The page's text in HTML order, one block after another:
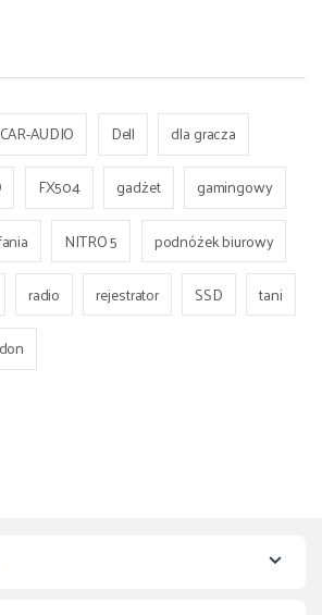
CAR-AUDIO Dell
dla gracza
FX504 gadżet
gamingowy
NITRO 5
podnóżek biurowy
radio rejestrator SSD
tani